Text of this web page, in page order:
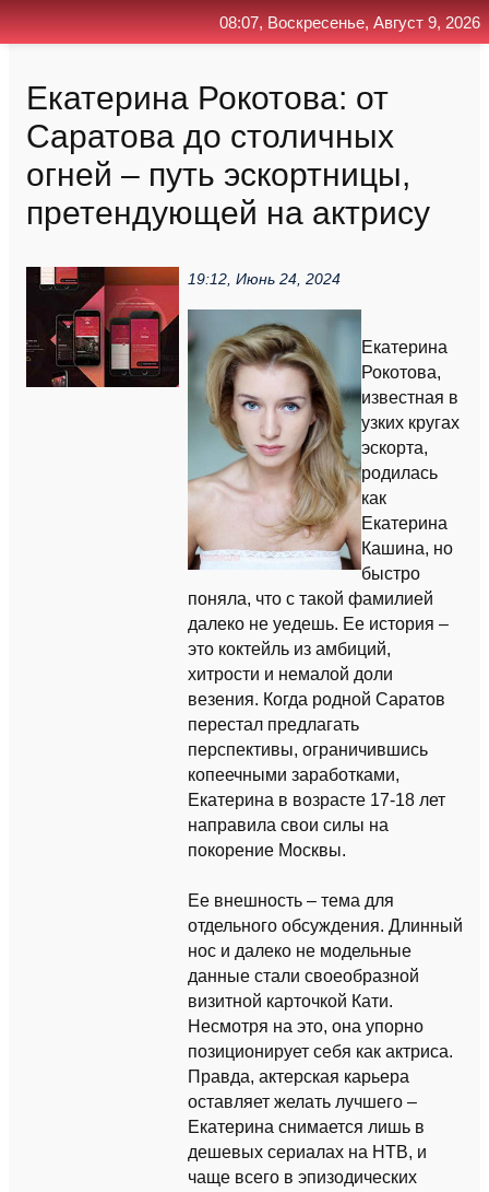
Екатерина Рокотова: от
Саратова до столичных
огней – путь эскортницы,
претендующей на актрису
19:12, Июнь 24, 2024
Екатерина
Рокотова,
известная в
узких кругах
эскорта,
родилась
как
Екатерина
Кашина, но
быстро
поняла, что с такой фамилией
далеко не уедешь. Ее история –
это коктейль из амбиций,
хитрости и немалой доли
везения. Когда родной Саратов
перестал предлагать
перспективы, ограничившись
копеечными заработками,
Екатерина в возрасте 17-18 лет
направила свои силы на
покорение Москвы.
Ее внешность – тема для
отдельного обсуждения. Длинный
нос и далеко не модельные
данные стали своеобразной
визитной карточкой Кати.
Несмотря на это, она упорно
позиционирует себя как актриса.
Правда, актерская карьера
оставляет желать лучшего –
Екатерина снимается лишь в
дешевых сериалах на НТВ, и
чаще всего в эпизодических
08:07, Воскресенье, Август 9, 2026